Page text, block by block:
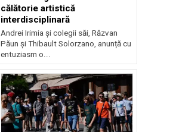
călătorie artistică
interdisciplinară
Andrei Irimia și colegii săi, Răzvan
Păun și Thibault Solorzano, anunță cu
entuziasm o...